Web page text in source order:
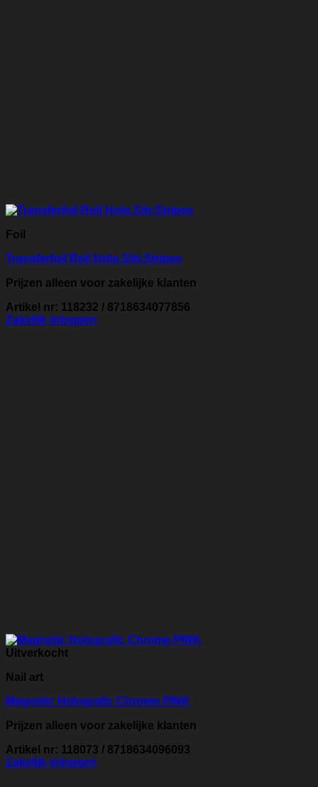
Foil
Transferfoil Roll Holo.Silv.Stripes
Prijzen alleen voor zakelijke klanten
Artikel nr: 118232 / 8718634077856
Zakelijk inloggen
Uitverkocht
Nail art
Magnetic Holografic Chrome PINK
Prijzen alleen voor zakelijke klanten
Artikel nr: 118073 / 8718634096093
Zakelijk inloggen